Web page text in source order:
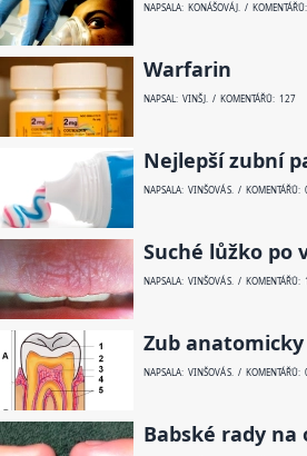
NAPSALA: KONÁŠOVÁ J. /
Warfarin
NAPSAL: VINŠ J. / KOMENTÁŘŮ: 127
Nejlepší zubní
NAPSALA: VINŠOVÁ S. / KOMENTÁŘŮ:
Suché lůžko po
NAPSALA: VINŠOVÁ S. / KOMENTÁŘŮ: 1
Zub anatomicky
NAPSALA: VINŠOVÁ S. / KOMENTÁŘŮ:
Babské rady na